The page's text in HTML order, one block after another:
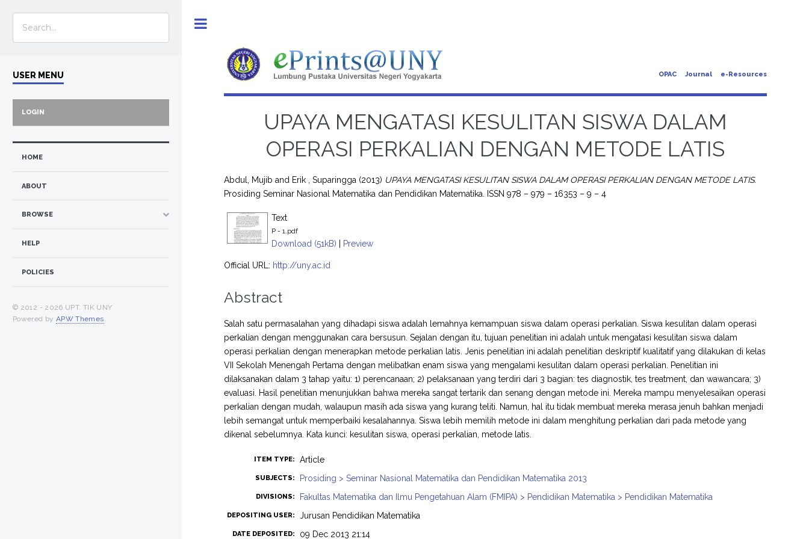
OPAC Journal e-Resources
UPAYA MENGATASI KESULITAN SISWA DALAM
OPERASI PERKALIAN DENGAN METODE LATIS
Abdul, Mujiband Erik , Suparingga (2013) UPAYA MENGATASI KESULITAN SISWA DALAM OPERASI PERKALIAN DENGAN METODE LATIS.
Prosiding Seminar Nasional Matematika dan Pendidikan Matematika. ISSN 978 – 979 – 16353 – 9 – 4
Text
P - 1.pdf
Download (51kB) | Preview
Official URL: http://uny.ac.id
Abstract
Salah satu permasalahan yang dihadapi siswa adalah lemahnya kemampuan siswa dalam operasi perkalian. Siswa kesulitan dalam operasi
perkalian dengan menggunakan cara bersusun. Sejalan dengan itu, tujuan penelitian ini adalah untuk mengatasi kesulitan siswa dalam
operasi perkalian dengan menerapkan metode perkalian latis. Jenis penelitian ini adalah penelitian deskriptif kualitatif yang dilakukan di kelas
VII Sekolah Menengah Pertama dengan melibatkan enam siswa yang mengalami kesulitan dalam operasi perkalian. Penelitian ini
dilaksanakan dalam 3 tahap yaitu: 1) perencanaan; 2) pelaksanaan yang terdiri dari 3 bagian: tes diagnostik, tes treatment, dan wawancara; 3)
evaluasi. Hasil penelitian menunjukkan bahwa mereka sangat tertarik dan senang dengan metode ini. Mereka mampu menyelesaikan operasi
perkalian dengan mudah, walaupun masih ada siswa yang kurang teliti. Namun, hal itu tidak membuat mereka merasa jenuh bahkan menjadi
lebih semangat untuk memperbaiki kesalahannya. Siswa lebih memilih metode ini dalam menghitung perkalian dari pada metode yang
dikenal sebelumnya. Kata kunci: kesulitan siswa, operasi perkalian, metode latis.
ITEM TYPE: Article
SUBJECTS: Prosiding > Seminar Nasional Matematika dan Pendidikan Matematika 2013
DIVISIONS: Fakultas Matematika dan Ilmu Pengetahuan Alam (FMIPA) > Pendidikan Matematika > Pendidikan Matematika
DEPOSITING USER: Jurusan Pendidikan Matematika
DATE DEPOSITED: 09 Dec 2013 21:14
USER MENU
LOGIN
HOME
ABOUT
BROWSE
HELP
POLICIES
© 2012 - 2026 UPT. TIK UNY
Powered by APW Themes